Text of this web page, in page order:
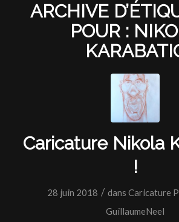
ARCHIVE
POUR :
Caricature Nikola
!
28 juin 2018 / dans Caricature
GuillaumeNeel